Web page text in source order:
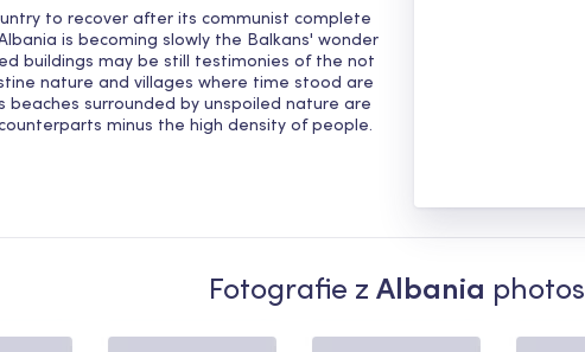
to recover after its communist complete
is becoming slowly the Balkans' wonder
buildings may be still testimonies of the not
nature and villages where time stood are
beaches surrounded by unspoiled nature are
minus the high density of people.
Fotografie z Albania photos